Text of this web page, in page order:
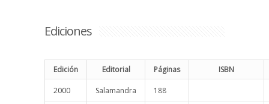
Ediciones
Edición Editorial Páginas ISBN
2000 Salamandra 188